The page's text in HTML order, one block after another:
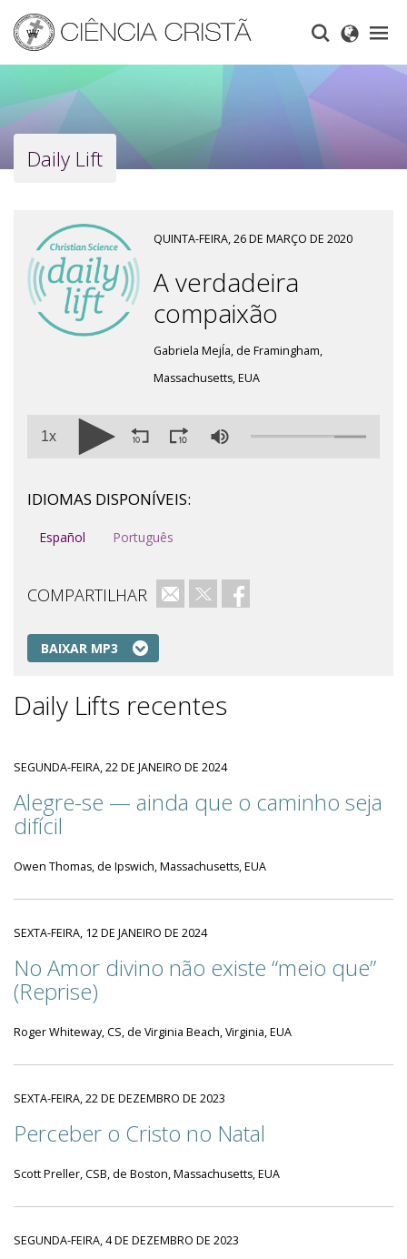
main
content
Daily Lift
QUINTA-FEIRA, 26 DE MARÇO DE 2020
A verdadeira
compaixão
Gabriela MejÍa, de Framingham,
Massachusetts, EUA
1x
IDIOMAS DISPONÍVEIS:
Español Português
COMPARTILHAR e-mailTwitterFacebook
BAIXAR MP3
Daily Lifts recentes
SEGUNDA-FEIRA, 22 DE JANEIRO DE 2024
Alegre-se — ainda que o caminho seja
difícil
Owen Thomas, de Ipswich, Massachusetts, EUA
SEXTA-FEIRA, 12 DE JANEIRO DE 2024
No Amor divino não existe “meio que”
(Reprise)
Roger Whiteway, CS, de Virginia Beach, Virginia, EUA
SEXTA-FEIRA, 22 DE DEZEMBRO DE 2023
Perceber o Cristo no Natal
Scott Preller, CSB, de Boston, Massachusetts, EUA
SEGUNDA-FEIRA, 4 DE DEZEMBRO DE 2023